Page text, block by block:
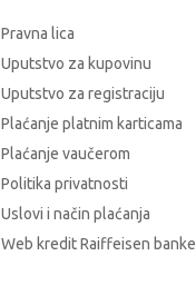
Pravna lica
Uputstvo za kupovinu
Uputstvo za registraciju
Plaćanje platnim karticama
Plaćanje vaučerom
Politika privatnosti
Uslovi i način plaćanja
Web kredit Raiffeisen banke